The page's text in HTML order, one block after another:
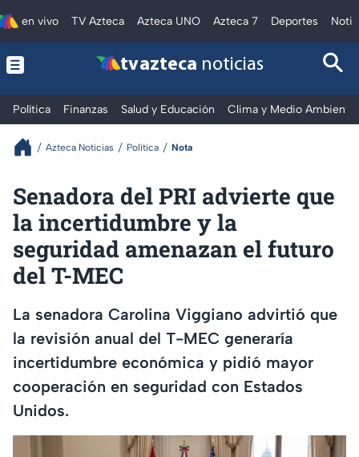
en vivo TV Azteca Azteca UNO Azteca 7 Deportes
tv azteca noticias
Política Finanzas Salud y Educación Clima y Medio Ambiente
Azteca Noticias Política Nota
Senadora del PRI advierte que
la incertidumbre y la
seguridad amenazan el futuro
del T-MEC
La senadora Carolina Viggiano advirtió que
la revisión anual del T-MEC generaría
incertidumbre económica y pidió mayor
cooperación en seguridad con Estados
Unidos.